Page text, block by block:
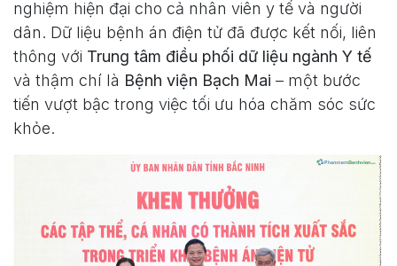
nghiệm hiện đại cho cả nhân viên y tế và người
dân. Dữ liệu bệnh án điện tử đã được kết nối, liên
thông với Trung tâm điều phối dữ liệu ngành Y tế
và thậm chí là Bệnh viện Bạch Mai – một bước
tiến vượt bậc trong việc tối ưu hóa chăm sóc sức
khỏe.